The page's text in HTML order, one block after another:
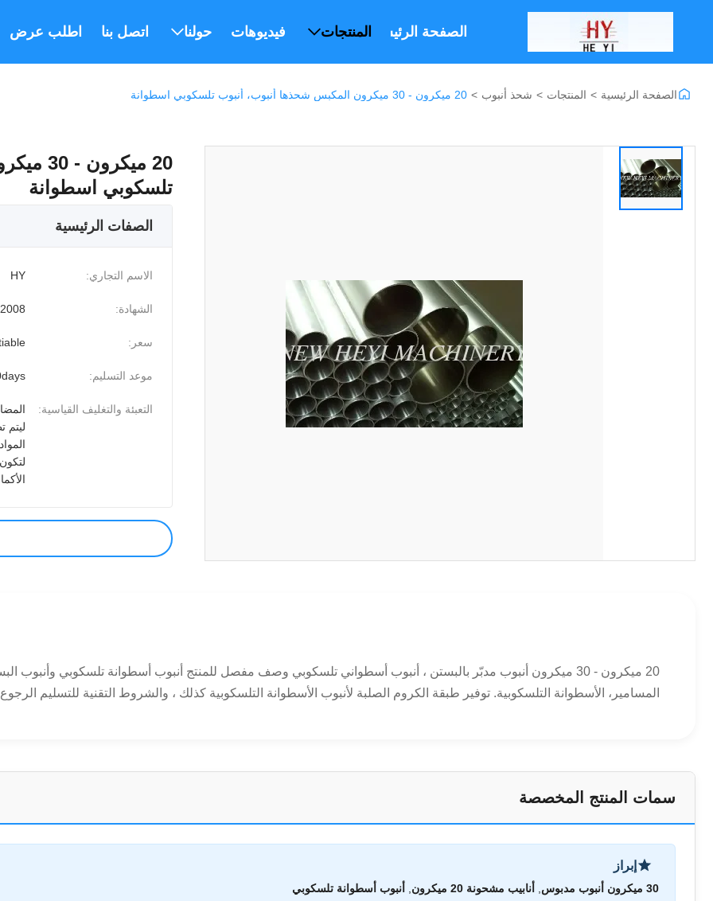
الصفحة الرئيسية المنتجات فيديوهات حولنا اتصل بنا اطلب عرض
الصفحة الرئيسية > المنتجات > شحذ أنبوب > 20 ميكرون - 30 ميكرون المكبس شحذها أنبوب، أنبوب تلسكوبي اسطوانة
20
تلسكوبي اسطوانة
الصفات الرئيسية
الاسم التجاري: HY
الشهادة:
سعر:
موعد التسليم:
التعبئة والتغليف القياسية:
ليتم
20 ميكرون - 30 ميكرون أنبوب مدبّر بالبستن ، أنبوب أسطواني تلسكوبي وصف مفصل للمنتج أنبوب أسطوانة تلسكوبي وأنبوب
المسامير، الأسطوانة التلسكوبية. توفير طبقة الكروم الصلبة لأنبوب الأسطوانة التلسكوبية كذلك ، والشروط التقنية للتسليم
سمات المنتج المخصصة
إبراز
30 ميكرون أنبوب مدبوس أنابيب مشحونة 20 ميكرون أنبوب أسطوانة تلسكوبي